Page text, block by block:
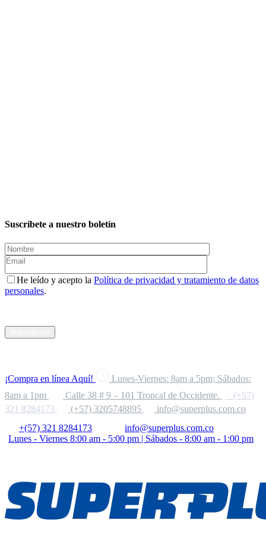
Suscríbete a nuestro boletín
He leído y acepto la Política de privacidad y tratamiento de datos
personales.
¡Compra en línea Aquí!
Lunes-Viernes: 8am a 5pm; Sábados:
8am a 1pm
Calle 38 # 9 – 101 Troncal de Occidente.
(+57)
321 8284173
(+57) 3205748895
info@superplus.com.co
+(57) 321 8284173
info@superplus.com.co
Lunes - Viernes 8:00 am - 5:00 pm | Sábados - 8:00 am - 1:00 pm